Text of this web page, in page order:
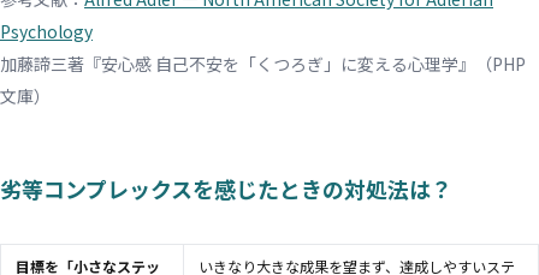
Psychology
加藤諦三著『安心感 自己不安を「くつろぎ」に変える心理学』（PHP
文庫）
劣等コンプレックスを感じたときの対処法は？
目標を「小さなステッ
いきなり大きな成果を望まず、達成しやすいステ